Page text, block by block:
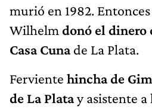
murió en 1982.
Wilhelm donó el dinero
Casa Cunade La Plata.
Ferviente hincha de
de La Platay asistente a